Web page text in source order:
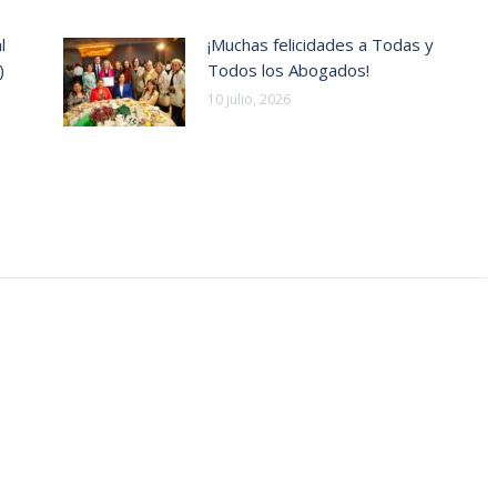
¡Muchas felicidades a Todas y
Todos los Abogados!
10 julio, 2026